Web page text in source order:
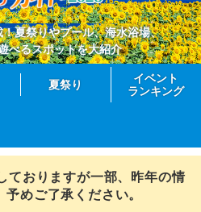
夏祭りやプール、海水浴場、
べるスポットを大紹介
夏祭り
イベント
ランキング
ておりますが一部、昨年の情
めご了承ください。